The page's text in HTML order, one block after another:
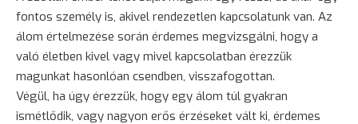
fontos személy is, akivel rendezetlen kapcsolatunk van. Az
álom értelmezése során érdemes megvizsgálni, hogy a
való életben kivel vagy mivel kapcsolatban érezzük
magunkat hasonlóan csendben, visszafogottan.
Végül, ha úgy érezzük, hogy egy álom túl gyakran
ismétlődik, vagy nagyon erős érzéseket vált ki, érdemes